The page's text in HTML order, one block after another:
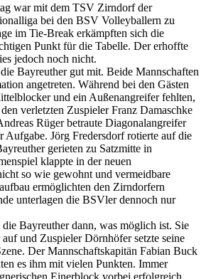
war mit dem TSV Zirndorf der
bei den BSV Volleyballern zu
im Tie-Break erkämpften sich die
Punkt für die Tabelle. Der erhoffte
jedoch noch nicht.
Bayreuther gut mit. Beide Mannschaften
angetreten. Während bei den Gästen
und ein Außenangreifer fehlten,
verletzten Zuspieler Franz Damaschke
Rüger betraute Diagonalangreifer
Jörg Fredersdorf rotierte auf die
gerieten zu Satzmitte in
klappte in der neuen
so wie gewohnt und vermeidbare
ermöglichten den Zirndorfern
unterlagen die BSVler dennoch nur
Bayreuther dann, was möglich ist. Sie
auf und Zuspieler Dörnhöfer setzte seine
Der Mannschaftskapitän Fabian Buck
es ihm mit vielen Punkten. Immer
Einerblock vorbei erfolgreich.